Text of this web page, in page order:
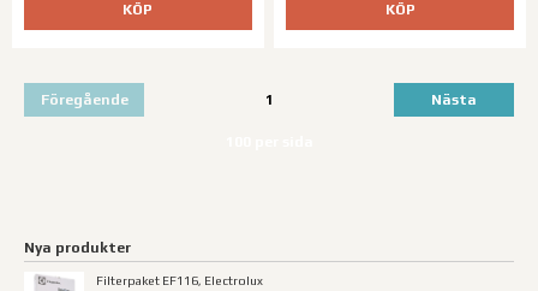
KÖP KÖP
Föregående 1 Nästa
Nya produkter
Filterpaket EF116, Electrolux